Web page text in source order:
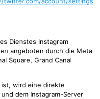
Dienstes Instagram
angeboten durch die Meta
Square, Grand Canal
ist, wird eine direkte
dem Instagram-Server